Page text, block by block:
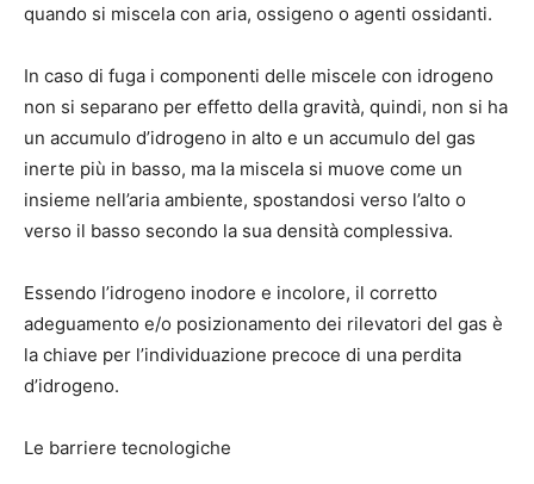
quando si miscela con aria, ossigeno o agenti ossidanti.
In caso di fuga i componenti delle miscele con idrogeno
non si separano per effetto della gravità, quindi, non si ha
un accumulo d’idrogeno in alto e un accumulo del gas
inerte più in basso, ma la miscela si muove come un
insieme nell’aria ambiente, spostandosi verso l’alto o
verso il basso secondo la sua densità complessiva.
Essendo l’idrogeno inodore e incolore, il corretto
adeguamento e/o posizionamento dei rilevatori del gas è
la chiave per l’individuazione precoce di una perdita
d’idrogeno.
Le barriere tecnologiche